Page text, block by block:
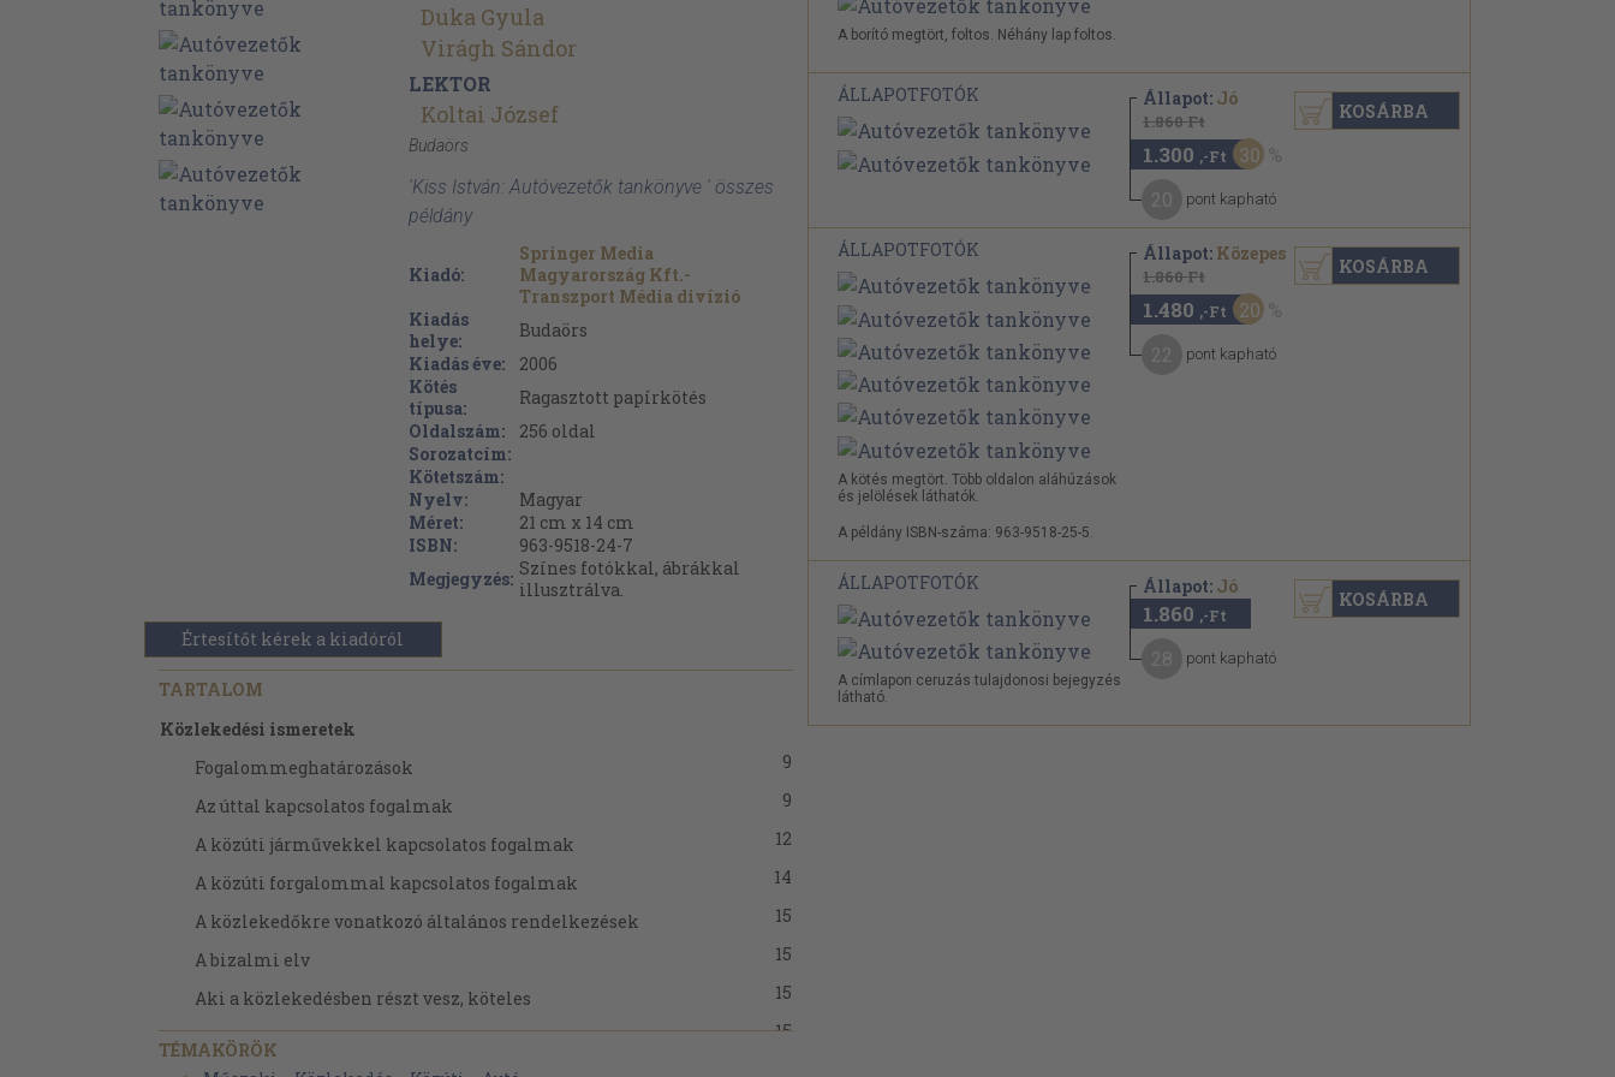
Duka Gyula
Virágh Sándor
LEKTOR
Koltai József
Budaörs
'Kiss István: Autóvezetők tankönyve ' összes
példány
Kiadó:
Springer Media
Magyarország Kft.-
Transzport Média divízió
Kiadás
helye:
Budaörs
Kiadás éve:
2006
Kötés
típusa:
Ragasztott papírkötés
Oldalszám:
256 oldal
Sorozatcím:
Kötetszám:
Nyelv:
Magyar
Méret:
21 cm x 14 cm
ISBN:
963-9518-24-7
Megjegyzés: Színes fotókkal, ábrákkal
illusztrálva.
Értesítőt kérek a kiadóról
TARTALOM
Közlekedési ismeretek
Fogalommeghatározások
9
Az úttal kapcsolatos fogalmak
9
A közúti járművekkel kapcsolatos fogalmak
12
A közúti forgalommal kapcsolatos fogalmak
14
A közlekedőkre vonatkozó általános rendelkezések
15
A bizalmi elv
15
Aki a közlekedésben részt vesz, köteles
15
A közútnak és környezetének védelme
15
TÉMAKÖRÖK
A borító megtört, foltos. Néhány lap foltos.
ÁLLAPOTFOTÓK Állapot: Jó
1.860 Ft
1.300 ,-Ft 30
pont kapható
KOSÁRBA
ÁLLAPOTFOTÓK
A kötés megtört. Több oldalon aláhúzások
és jelölések láthatók.
A példány ISBN-száma: 963-9518-25-5.
Állapot: Közepes
1.860 Ft
1.480 ,-Ft 20
pont kapható
KOSÁRBA
ÁLLAPOTFOTÓK
A címlapon ceruzás tulajdonosi bejegyzés
látható.
Állapot: Jó
1.860 ,-Ft
pont kapható
KOSÁRBA